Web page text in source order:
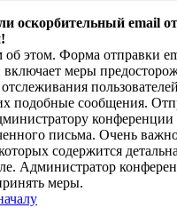
оскорбительный email
этом. Форма отправки
меры
подобные сообщения.
конференции
письма. Очень
содержится
Администратор
меры.